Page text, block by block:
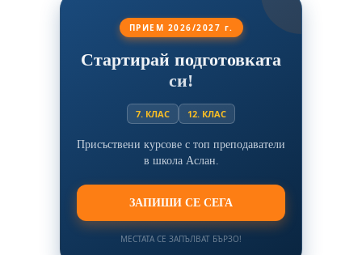
ПРИЕМ 2026/2027 г.
Стартирай подготовката
си!
7. КЛАС 12. КЛАС
Присъствени курсове с топ преподаватели
в школа Аслан.
ЗАПИШИ СЕ СЕГА
МЕСТАТА СЕ ЗАПЪЛВАТ БЪРЗО!